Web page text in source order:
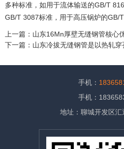
多种标准，如用于流体输送的GB/T
GB/T 3087标准，用于高压锅炉的GB/T
上一篇：山东16Mn厚壁无缝钢管核心
下一篇：山东冷拔无缝钢管是以热轧
手机：
手机：
地址：聊城开发区汇